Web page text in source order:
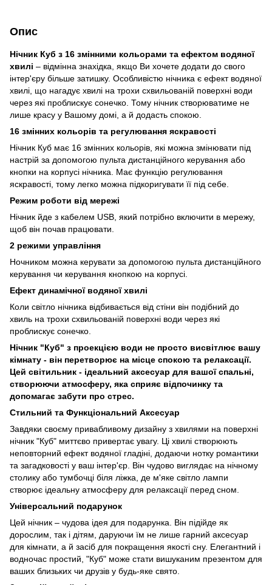
Опис
Нічник Куб з 16 змінними кольорами та ефектом водяної
хвилі – відмінна знахідка, якщо Ви хочете додати до свого
інтер'єру більше затишку. Особливістю нічника є ефект водяної
хвилі, що нагадує хвилі на трохи схвильованій поверхні води
через які проблискує сонечко. Тому нічник створюватиме не
лише красу у Вашому домі, а й додасть спокою.
16 змінних кольорів та регулювання яскравості
Нічник Куб має 16 змінних кольорів, які можна змінювати під
настрій за допомогою пульта дистанційного керування або
кнопки на корпусі нічника. Має функцію регулювання
яскравості, тому легко можна підкоригувати її під себе.
Режим роботи від мережі
Нічник йде з кабелем USB, який потрібно включити в мережу,
щоб він почав працювати.
2 режими управління
Ночником можна керувати за допомогою пульта дистанційного
керування чи керування кнопкою на корпусі.
Ефект динамічної водяної хвилі
Коли світло нічника відбивається від стіни він подібний до
хвиль на трохи схвильованій поверхні води через які
проблискує сонечко.
Нічник "Куб" з проекцією води не просто висвітлює вашу
кімнату - він перетворює на місце спокою та релаксації.
Цей світильник - ідеальний аксесуар для вашої спальні,
створюючи атмосферу, яка сприяє відпочинку та
допомагає забути про стрес.
Стильний та Функціональний Аксесуар
Завдяки своєму привабливому дизайну з хвилями на поверхні
нічник "Куб" миттєво привертає увагу. Ці хвилі створюють
неповторний ефект водяної гладіні, додаючи нотку романтики
та загадковості у ваш інтер'єр. Він чудово виглядає на нічному
столику або тумбочці біля ліжка, де м'яке світло лампи
створює ідеальну атмосферу для релаксації перед сном.
Універсальний подарунок
Цей нічник – чудова ідея для подарунка. Він підійде як
дорослим, так і дітям, даруючи їм не лише гарний аксесуар
для кімнати, а й засіб для покращення якості сну. Елегантний і
водночас простий, "Куб" може стати вишуканим презентом для
ваших близьких чи друзів у будь-яке свято.